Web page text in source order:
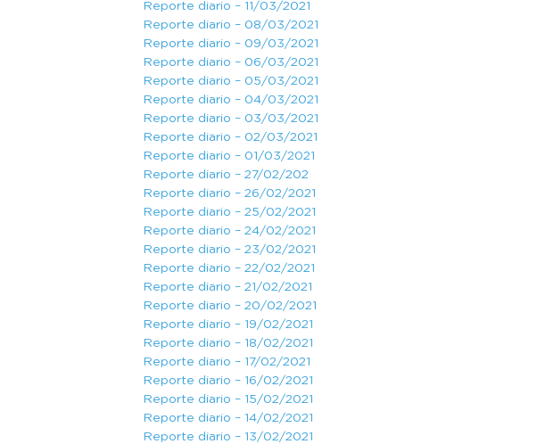
Reporte diario – 11/03/2021
Reporte diario – 08/03/2021
Reporte diario – 09/03/2021
Reporte diario – 06/03/2021
Reporte diario – 05/03/2021
Reporte diario – 04/03/2021
Reporte diario – 03/03/2021
Reporte diario – 02/03/2021
Reporte diario – 01/03/2021
Reporte diario – 27/02/202
Reporte diario – 26/02/2021
Reporte diario – 25/02/2021
Reporte diario – 24/02/2021
Reporte diario – 23/02/2021
Reporte diario – 22/02/2021
Reporte diario – 21/02/2021
Reporte diario – 20/02/2021
Reporte diario – 19/02/2021
Reporte diario – 18/02/2021
Reporte diario – 17/02/2021
Reporte diario – 16/02/2021
Reporte diario – 15/02/2021
Reporte diario – 14/02/2021
Reporte diario – 13/02/2021